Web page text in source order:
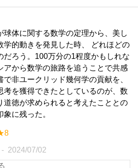
球体に関する数学の定理から、美し
学的動きを発見した時、 どれほどの
だろう。100万分の1程度かもしれな
アから数学の旅路を追うことで共感
で非ユークリッド幾何学の貢献を、
考を獲得できたとしているのが、数
道徳が求められると考えたこととの
に残った。
2024/07/02